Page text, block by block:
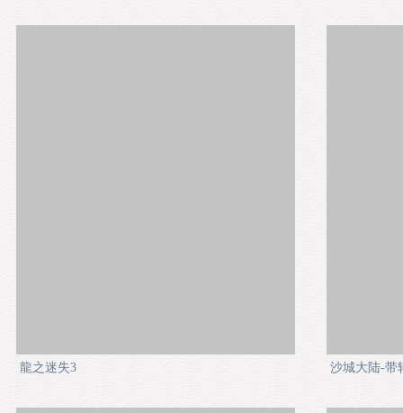
龍之迷失3 沙城大陆-带